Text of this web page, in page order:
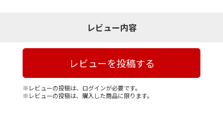
レビュー内容
レビューを投稿する
※レビューの投稿は、ログインが必要です。
※レビューの投稿は、購入した商品に限ります。